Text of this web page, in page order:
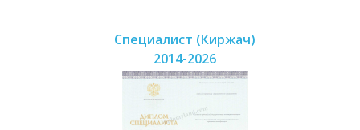
Специалист (Киржач)
2014-2026